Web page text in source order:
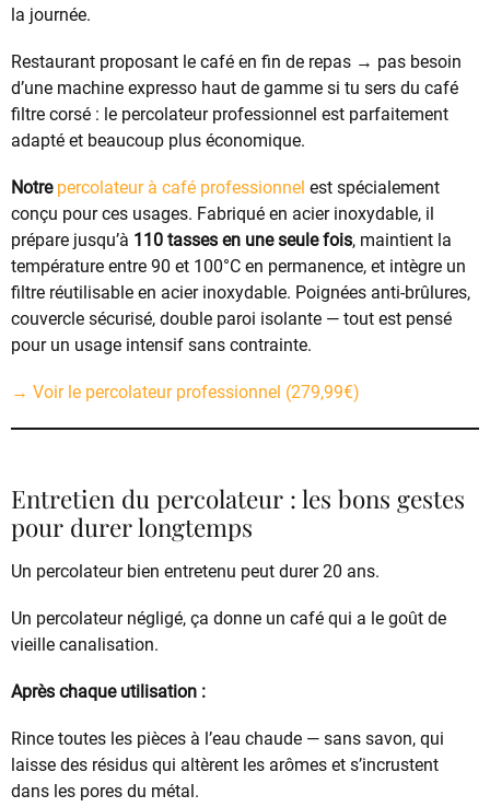
la journée.
Restaurant proposant le café en fin de repas → pas besoin
d’une machine expresso haut de gamme si tu sers du café
filtre corsé : le percolateur professionnel est parfaitement
adapté et beaucoup plus économique.
Notre percolateur à café professionnel est spécialement
conçu pour ces usages. Fabriqué en acier inoxydable, il
prépare jusqu’à 110 tasses en une seule fois, maintient la
température entre 90 et 100°C en permanence, et intègre un
filtre réutilisable en acier inoxydable. Poignées anti-brûlures,
couvercle sécurisé, double paroi isolante — tout est pensé
pour un usage intensif sans contrainte.
→ Voir le percolateur professionnel (279,99€)
Entretien du percolateur : les bons gestes
pour durer longtemps
Un percolateur bien entretenu peut durer 20 ans.
Un percolateur négligé, ça donne un café qui a le goût de
vieille canalisation.
Après chaque utilisation :
Rince toutes les pièces à l’eau chaude — sans savon, qui
laisse des résidus qui altèrent les arômes et s’incrustent
dans les pores du métal.